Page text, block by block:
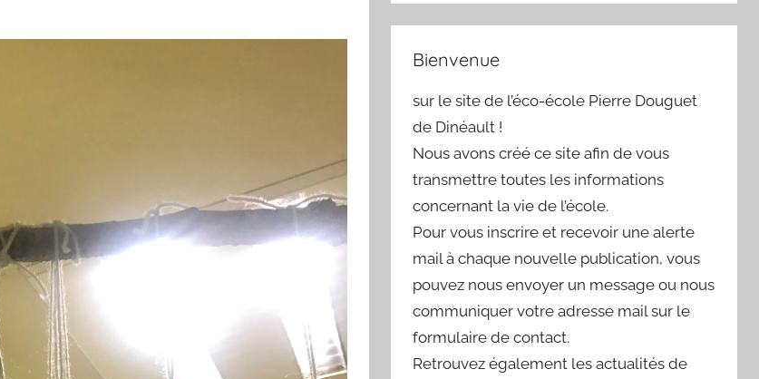
Bienvenue
sur le site de l’éco-école Pierre Douguet
de Dinéault !
Nous avons créé ce site afin de vous
transmettre toutes les informations
concernant la vie de l’école.
Pour vous inscrire et recevoir une alerte
mail à chaque nouvelle publication, vous
pouvez nous envoyer un message ou nous
communiquer votre adresse mail sur le
formulaire de contact.
Retrouvez également les actualités de